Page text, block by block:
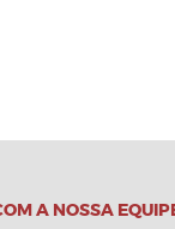
A NOSSA